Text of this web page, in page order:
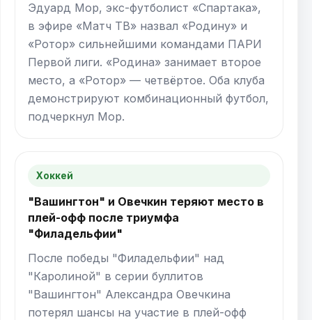
Эдуард Мор, экс-футболист «Спартака»,
в эфире «Матч ТВ» назвал «Родину» и
«Ротор» сильнейшими командами ПАРИ
Первой лиги. «Родина» занимает второе
место, а «Ротор» — четвёртое. Оба клуба
демонстрируют комбинационный футбол,
подчеркнул Мор.
Хоккей
"Вашингтон" и Овечкин теряют место в
плей-офф после триумфа
"Филадельфии"
После победы "Филадельфии" над
"Каролиной" в серии буллитов
"Вашингтон" Александра Овечкина
потерял шансы на участие в плей-офф